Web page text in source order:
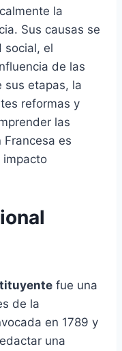
la
Sus causas se
social, el
de las
sus etapas, la
reformas y
las
Francesa es
impacto
fue una
de la
en 1789 y
una